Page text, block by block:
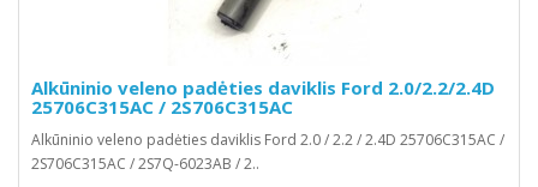
Alkūninio veleno padėties daviklis Ford 2.0/2.2/2.4D
25706C315AC / 2S706C315AC
Alkūninio veleno padėties daviklis Ford 2.0 / 2.2 / 2.4D 25706C315AC /
2S706C315AC / 2S7Q-6023AB / 2..